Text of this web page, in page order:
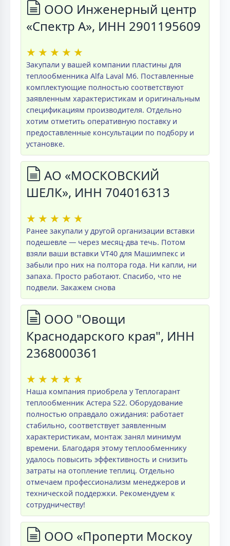
ООО Инженерный центр
«Спектр А», ИНН 2901195609
★ ★ ★ ★ ★
Закупали у вашей компании пластины для
теплообменника Alfa Laval M6. Поставленные
комплектующие полностью соответствуют
заявленным характеристикам и оригинальным
спецификациям производителя. Отдельно
хотим отметить оперативную поставку и
предоставленные консультации по подбору и
установке.
АО «МОСКОВСКИЙ
ШЕЛК», ИНН 704016313
★ ★ ★ ★ ★
Ранее закупали у другой организации вставки
подешевле — через месяц-два течь. Потом
взяли ваши вставки VT40 для Машимпекс и
забыли про них на полтора года. Ни капли, ни
запаха. Просто работают. Спасибо, что не
подвели. Закажем снова
ООО "Овощи
Краснодарского края", ИНН
2368000361
★ ★ ★ ★ ★
Наша компания приобрела у Теплогарант
теплообменник Астера S22. Оборудование
полностью оправдало ожидания: работает
стабильно, соответствует заявленным
характеристикам, монтаж занял минимум
времени. Благодаря этому теплообменнику
удалось повысить эффективность и снизить
затраты на отопление теплиц. Отдельно
отмечаем профессионализм менеджеров и
технической поддержки. Рекомендуем к
сотрудничеству!
ООО «Проперти Москоу